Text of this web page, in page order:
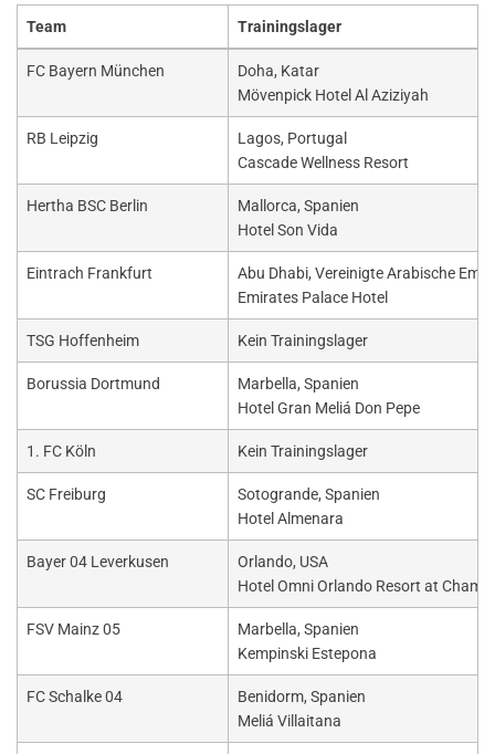
Team Trainingslager
FC Bayern München
Doha, Katar
Mövenpick Hotel Al Aziziyah
RB Leipzig
Lagos, Portugal
Cascade Wellness Resort
Hertha BSC Berlin
Mallorca, Spanien
Hotel Son Vida
Eintrach Frankfurt
Abu Dhabi, Vereinigte Arabische
Emirates Palace Hotel
TSG Hoffenheim Kein Trainingslager
Borussia Dortmund
Marbella, Spanien
Hotel Gran Meliá Don Pepe
1. FC Köln Kein Trainingslager
SC Freiburg
Sotogrande, Spanien
Hotel Almenara
Bayer 04 Leverkusen
Orlando, USA
Hotel Omni Orlando Resort at
FSV Mainz 05
Marbella, Spanien
Kempinski Estepona
FC Schalke 04
Benidorm, Spanien
Meliá Villaitana